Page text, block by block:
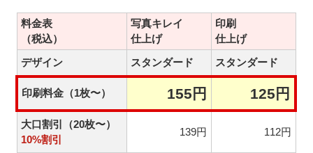
料金表
（税込）
写真キレイ
仕上げ
印刷
仕上げ
デザイン
スタンダード スタンダード
印刷料金（1枚〜） 155円 125円
大口割引（20枚〜）
10%割引
139円 112円